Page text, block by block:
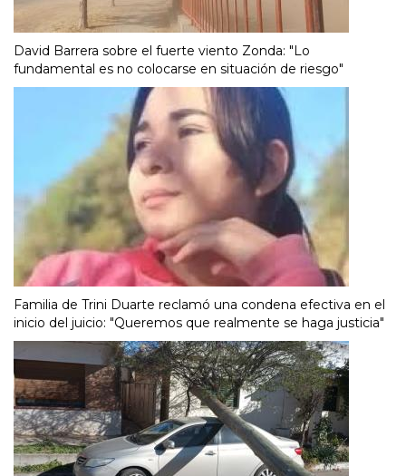
David Barrera sobre el fuerte viento Zonda: "Lo
fundamental es no colocarse en situación de riesgo"
Familia de Trini Duarte reclamó una condena efectiva en el
inicio del juicio: "Queremos que realmente se haga justicia"